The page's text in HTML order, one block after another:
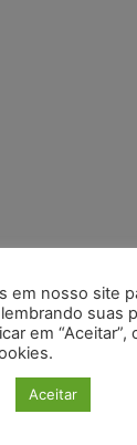
em nosso site
suas
em
Aceitar